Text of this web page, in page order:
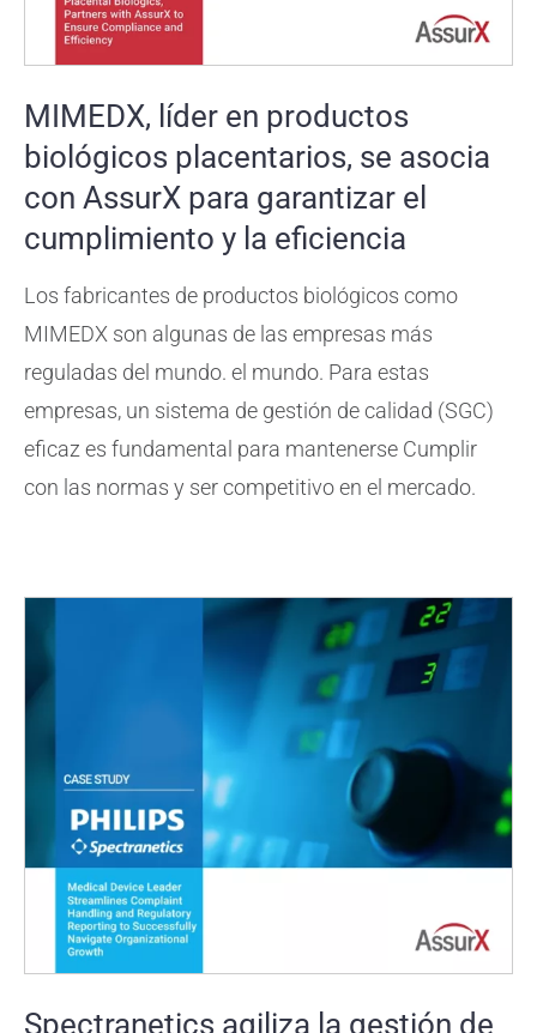
MIMEDX, líder en productos
biológicos placentarios, se asocia
con AssurX para garantizar el
cumplimiento y la eficiencia
Los fabricantes de productos biológicos como
MIMEDX son algunas de las empresas más
reguladas del mundo. el mundo. Para estas
empresas, un sistema de gestión de calidad (SGC)
eficaz es fundamental para mantenerse Cumplir
con las normas y ser competitivo en el mercado.
Spectranetics agiliza la gestión de